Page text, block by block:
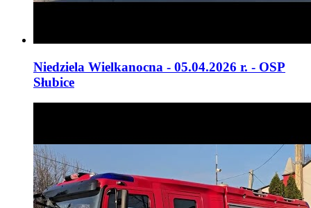
Niedziela Wielkanocna - 05.04.2026 r. - OSP
Słubice